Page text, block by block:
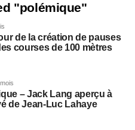
"polémique"
de la création de pauses
courses de 100 mètres
– Jack Lang aperçu à
de Jean-Luc Lahaye